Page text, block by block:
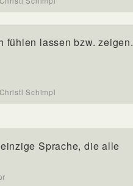
fühlen lassen bzw. zeigen.
Christl Schimpl
Sprache, die alle